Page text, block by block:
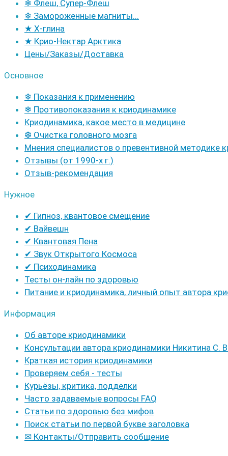
❄ Флеш, Супер-Флеш
❄ Замороженные магниты...
★ Х-глина
★ Крио-Нектар Арктика
Цены/Заказы/Доставка
Основное
❄ Показания к применению
❄ Противопоказания к криодинамике
Криодинамика, какое место в медицине
❆ Очистка головного мозга
Мнения специалистов о превентивной методике
Отзывы (от 1990-х г.)
Отзыв-рекомендация
Нужное
✔ Гипноз, квантовое смещение
✔ Вайвешн
✔ Квантовая Пена
✔ Звук Открытого Космоса
✔ Психодинамика
Тесты он-лайн по здоровью
Питание и криодинамика, личный опыт автора
Информация
Об авторе криодинамики
Консультации автора криодинамики Никитина С. В.
Краткая история криодинамики
Проверяем себя - тесты
Курьёзы, критика, подделки
Часто задаваемые вопросы FAQ
Статьи по здоровью без мифов
Поиск статьи по первой букве заголовка
✉ Контакты/Отправить сообщение